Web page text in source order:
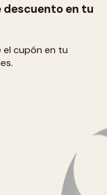
descuento en tu
el cupón en tu